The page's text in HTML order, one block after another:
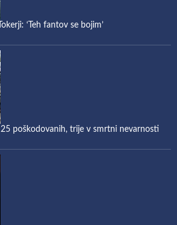
‘Teh fantov se bojim’
poškodovanih, trije v smrtni nevarnosti